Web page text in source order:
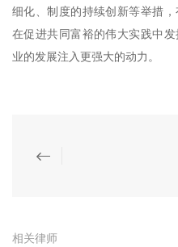
细化、制度的持续创新等举措
在促进共同富裕的伟大实践中
业的发展注入更强大的动力。
相关律师